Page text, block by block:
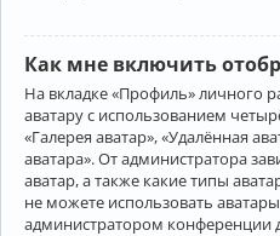
Как мне включить
На вкладке «Профиль» личного
аватару с использованием
«Галерея аватар», «Удалённая
аватара». От администратора
аватар, а также какие типы
не можете использовать
администратором конференции